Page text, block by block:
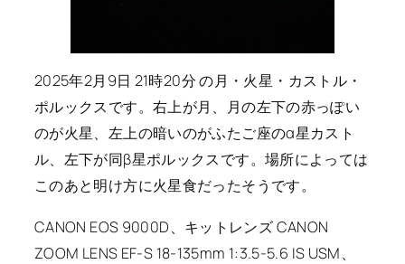
2025年2月9日 21時20分 の月・火星・カストル・
ポルックスです。右上が月、月の左下の赤っぽい
のが火星、左上の暗いのがふたご座のα星カスト
ル、左下が同β星ポルックスです。場所によっては
このあと明け方に火星食だったそうです。
CANON EOS 9000D、キットレンズ CANON
ZOOM LENS EF-S 18-135mm 1:3.5-5.6 IS USM、